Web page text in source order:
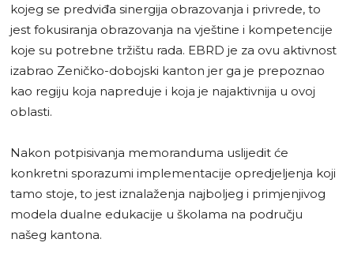
kojeg se predviđa sinergija obrazovanja i privrede, to
jest fokusiranja obrazovanja na vještine i kompetencije
koje su potrebne tržištu rada. EBRD je za ovu aktivnost
izabrao Zeničko-dobojski kanton jer ga je prepoznao
kao regiju koja napreduje i koja je najaktivnija u ovoj
oblasti.
Nakon potpisivanja memoranduma uslijedit će
konkretni sporazumi implementacije opredjeljenja koji
tamo stoje, to jest iznalaženja najboljeg i primjenjivog
modela dualne edukacije u školama na području
našeg kantona.